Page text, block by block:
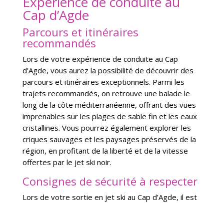
Cap d’Agde
Parcours et itinéraires
recommandés
Lors de votre expérience de conduite au Cap
d’Agde, vous aurez la possibilité de découvrir des
parcours et itinéraires exceptionnels. Parmi les
trajets recommandés, on retrouve une balade le
long de la côte méditerranéenne, offrant des vues
imprenables sur les plages de sable fin et les eaux
cristallines. Vous pourrez également explorer les
criques sauvages et les paysages préservés de la
région, en profitant de la liberté et de la vitesse
offertes par le jet ski noir.
Consignes de sécurité à respecter
Lors de votre sortie en jet ski au Cap d’Agde, il est